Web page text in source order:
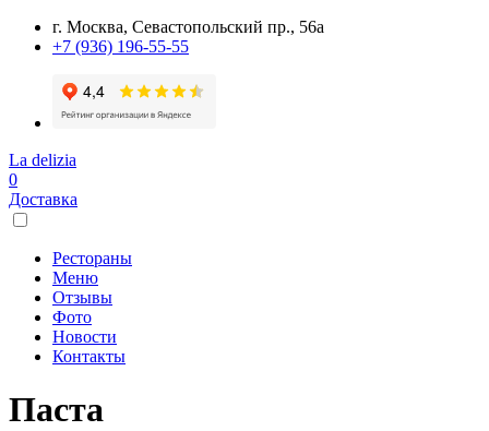
г. Москва, Севастопольский пр., 56а
+7 (936) 196-55-55
La delizia
0
Доставка
Рестораны
Меню
Отзывы
Фото
Новости
Контакты
Паста